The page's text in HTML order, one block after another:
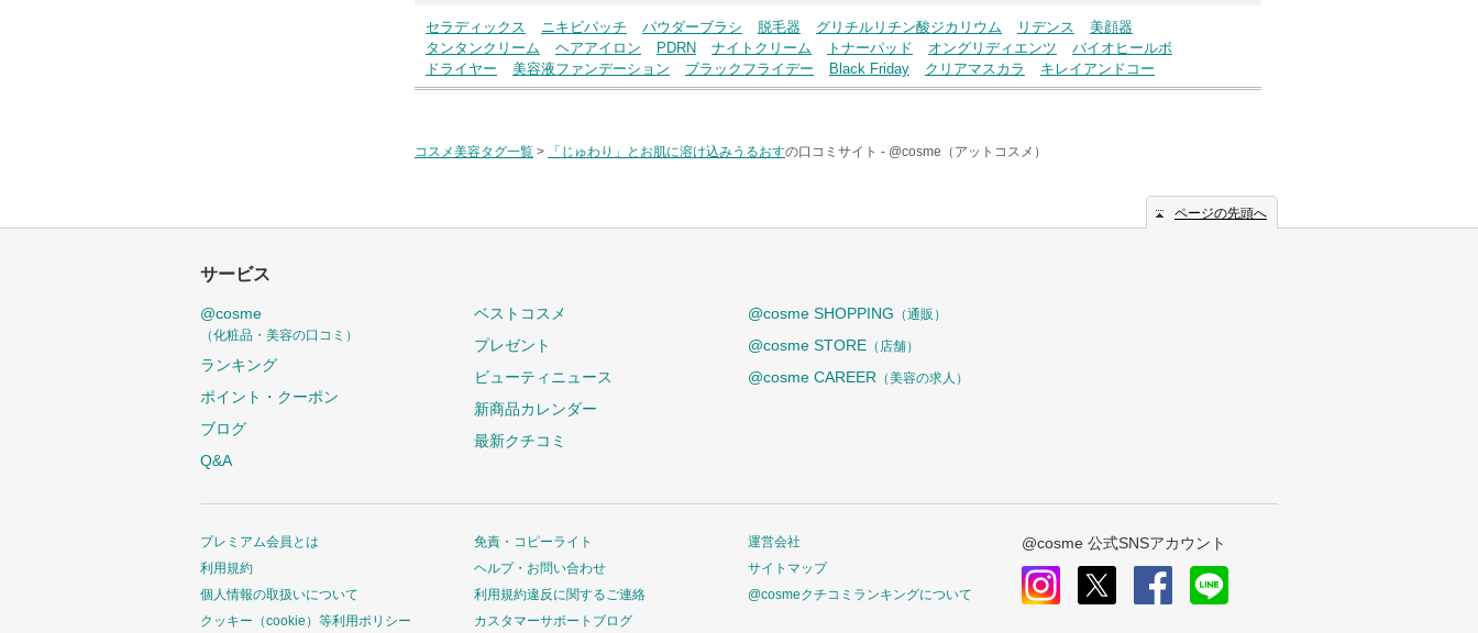
セラディックス ニキビパッチ パウダーブラシ 脱毛器 グリチルリチン酸ジカリウム リデンス
美顔器
タンタンクリーム
ヘアアイロン PDRN ナイトクリーム トナーパッド オングリディエンツ
バイオヒールボ
ドライヤー
美容液ファンデーション ブラックフライデー Black Friday クリアマスカラ キレイアンドコー
コスメ美容タグ一覧 > 「じゅわり」とお肌に溶け込みうるおすの口コミサイト - @cosme（アットコスメ）
ページの先頭へ
サービス
@cosme
（化粧品・美容の口コミ）
ランキング
ポイント・クーポン
ブログ
Q&A
ベストコスメ
プレゼント
ビューティニュース
新商品カレンダー
最新クチコミ
@cosme SHOPPING （通販）
@cosme STORE （店舗）
@cosme CAREER （美容の求人）
プレミアム会員とは
利用規約
個人情報の取扱いについて
クッキー（cookie）等利用ポリシー
免責・コピーライト
ヘルプ・お問い合わせ
利用規約違反に関するご連絡
カスタマーサポートブログ
運営会社
サイトマップ
@cosmeクチコミランキングについて
@cosme 公式SNSアカウント